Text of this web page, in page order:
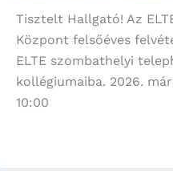
Tisztelt Hallgató! Az
Központ felsőéves
ELTE szombathelyi
kollégiumaiba. 2026.
10:00